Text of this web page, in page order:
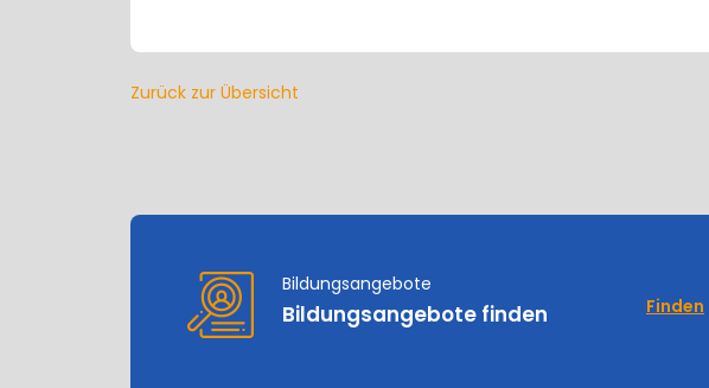
Zurück zur Übersicht
Bildungsangebote
Bildungsangebote finden Finden